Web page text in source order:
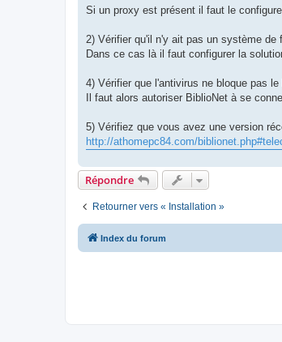
Si un proxy est présent il faut le
2) Vérifier qu'il n'y ait pas un système
Dans ce cas là il faut configurer la
4) Vérifier que l'antivirus ne bloque pas
Il faut alors autoriser BiblioNet à se
5) Vérifiez que vous avez une version
http://athomepc84.com/
Répondre
Retourner vers « Installation »
Index du forum